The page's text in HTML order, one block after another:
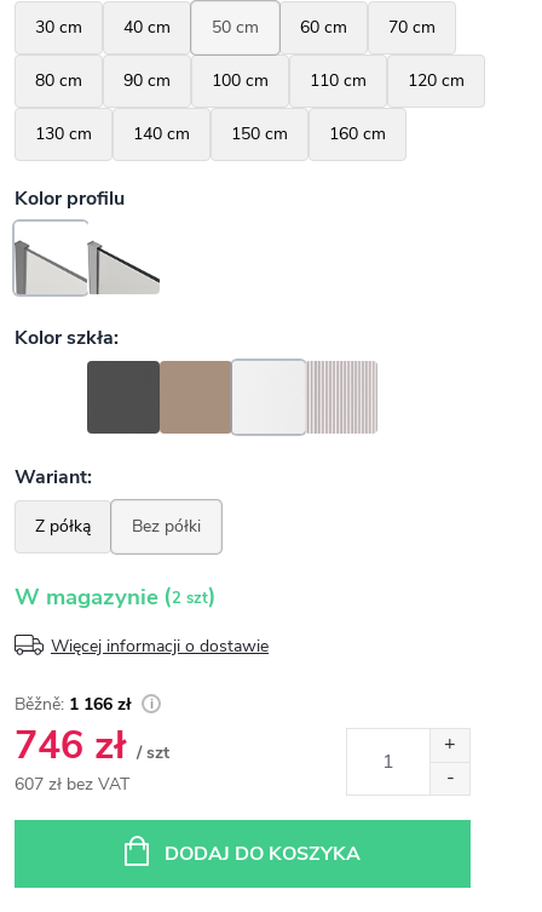
W magazynie (2 szt)
Więcej informacji o dostawie
1 166 zł
746 zł / szt
607 zł bez VAT
DODAJ DO KOSZYKA